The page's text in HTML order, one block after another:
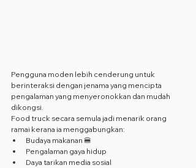
Pengguna moden lebih cenderung untuk
berinteraksi dengan jenama yang mencipta
pengalaman yang menyeronokkan dan mudah
dikongsi.
Food truck secara semula jadi menarik orang
ramai kerana ia menggabungkan:
Budaya makanan 🍔
Pengalaman gaya hidup
Daya tarikan media sosial